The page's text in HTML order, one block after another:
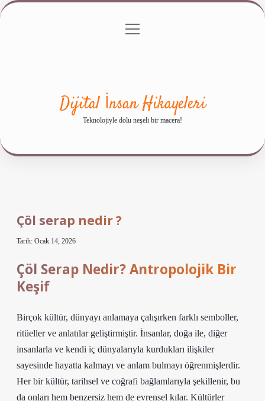
Gizlilik Politikası
menüyü
Dijital İnsan Hikayeleri
Teknolojiyle dolu neşeli bir macera!
Çöl serap nedir ?
Tarih: Ocak 14, 2026
Çöl Serap Nedir? Antropolojik Bir
Keşif
Birçok kültür, dünyayı anlamaya çalışırken farklı semboller,
ritüeller ve anlatılar geliştirmiştir. İnsanlar, doğa ile, diğer
insanlarla ve kendi iç dünyalarıyla kurdukları ilişkiler
sayesinde hayatta kalmayı ve anlam bulmayı öğrenmişlerdir.
Her bir kültür, tarihsel ve coğrafi bağlamlarıyla şekillenir, bu
da onları hem benzersiz hem de evrensel kılar. Kültürler